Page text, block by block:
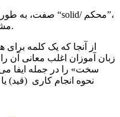
“firm/ محکم” یا “difficult/ مشکل” است.
از آنجا که یک کلمه
زبان آموزان اغلب معانی آن
نحوه انجام کاری (قید)